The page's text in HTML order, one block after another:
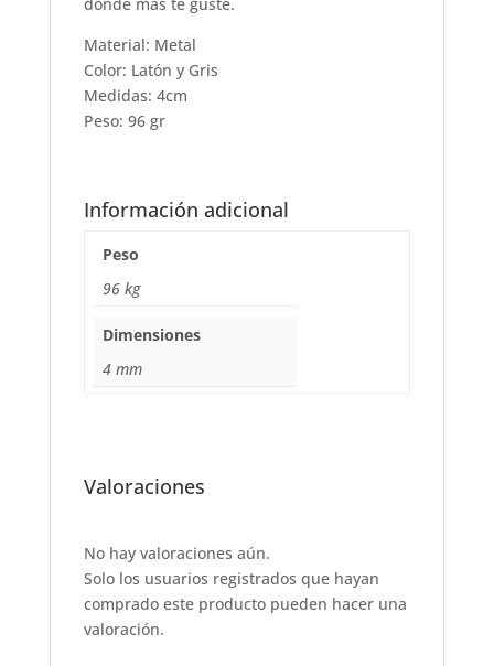
Material: Metal
Color: Latón y Gris
Medidas: 4cm
Peso: 96 gr
Información adicional
Peso
96 kg
Dimensiones
4 mm
Valoraciones
No hay valoraciones aún.
Solo los usuarios registrados que hayan
comprado este producto pueden hacer una
valoración.